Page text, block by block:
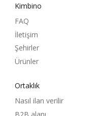
Kimbino
FAQ
İletişim
Şehirler
Ürünler
Ortaklık
Nasıl ilan verilir